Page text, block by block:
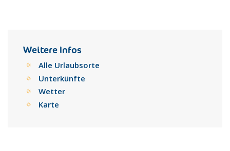
Weitere Infos
Alle Urlaubsorte
Unterkünfte
Wetter
Karte